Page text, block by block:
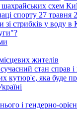
схем
спорту 27 травня
стрибків у воду в
жителів
стан справ
кутюр'є, яка буде
і гендерно-